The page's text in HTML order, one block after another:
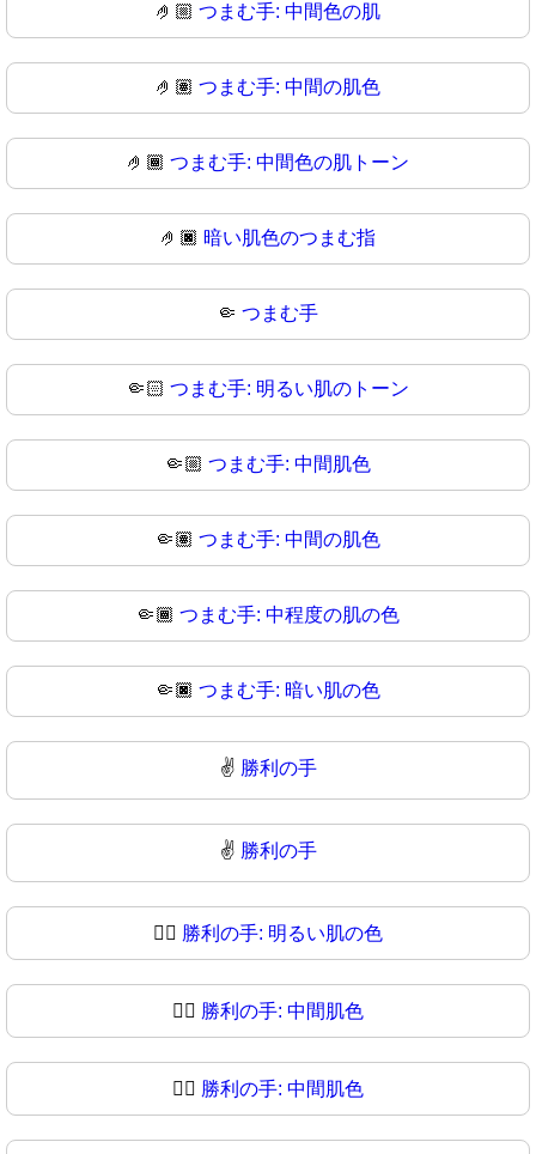
🤌🏼 つまむ手: 中間色の肌
🤌🏽 つまむ手: 中間の肌色
🤌🏾 つまむ手: 中間色の肌トーン
🤌🏿 暗い肌色のつまむ指
🤏 つまむ手
🤏🏻 つまむ手: 明るい肌のトーン
🤏🏼 つまむ手: 中間肌色
🤏🏽 つまむ手: 中間の肌色
🤏🏾 つまむ手: 中程度の肌の色
🤏🏿 つまむ手: 暗い肌の色
✌️ 勝利の手
✌ 勝利の手
✌🏻 勝利の手: 明るい肌の色
✌🏼 勝利の手: 中間肌色
✌🏽 勝利の手: 中間肌色